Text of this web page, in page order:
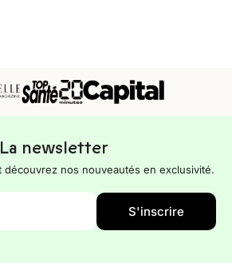
La newsletter
découvrez nos nouveautés en exclusivité.
S'inscrire